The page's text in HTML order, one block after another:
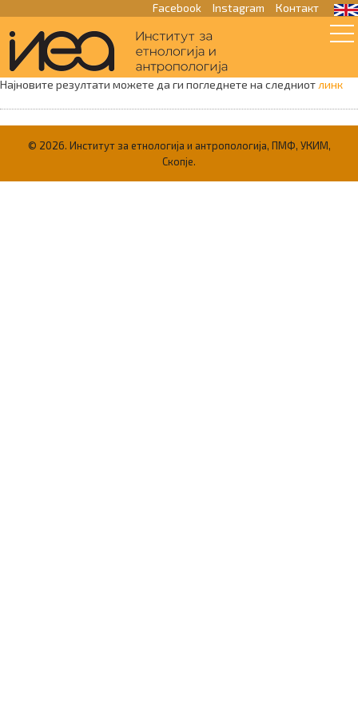
Facebook Instagram Контакт
Резултати од испити одржани
пред 14.09.2011
Најновите резултати можете да ги погледнете на следниот линк
© 2026. Институт за етнологија и антропологија, ПМФ, УКИМ,
Скопје.